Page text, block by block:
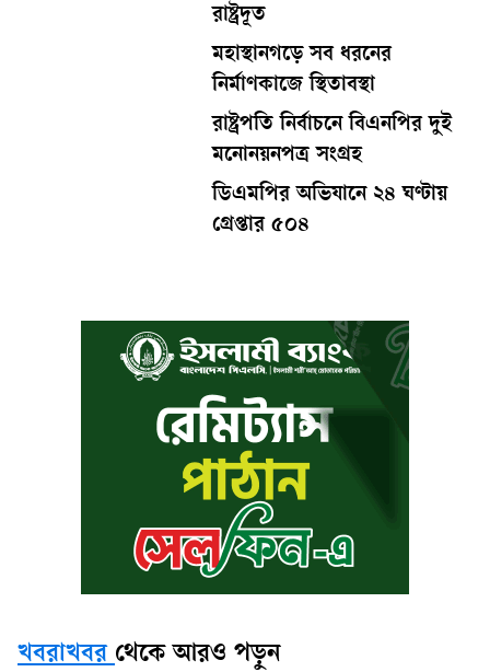
রাষ্ট্রদূত
মহাস্থানগড়ে সব ধরনের
নির্মাণকাজে স্থিতাবস্থা
রাষ্ট্রপতি নির্বাচনে বিএনপির দুই
মনোনয়নপত্র সংগ্রহ
ডিএমপির অভিযানে ২৪ ঘণ্টায়
গ্রেপ্তার ৫০৪
খবরাখবর থেকে আরও পড়ুন